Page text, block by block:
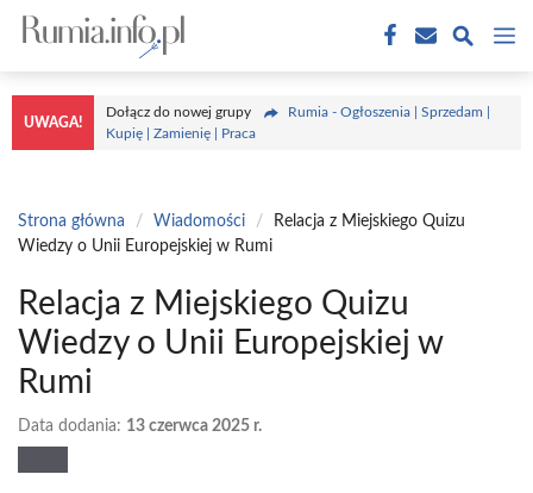
Przejdź
treści
UWAGA!
Dołącz do nowej grupy
Rumia - Ogłoszenia | Sprzedam |
Kupię | Zamienię | Praca
Strona główna / Wiadomości /
Relacja z Miejskiego Quizu
Wiedzy o Unii Europejskiej w Rumi
Relacja z Miejskiego Quizu
Wiedzy o Unii Europejskiej w
Rumi
Data dodania: 13 czerwca 2025 r.